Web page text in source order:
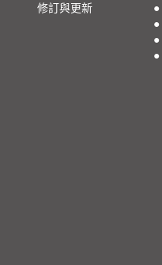
修訂與更新
●
●
●
●